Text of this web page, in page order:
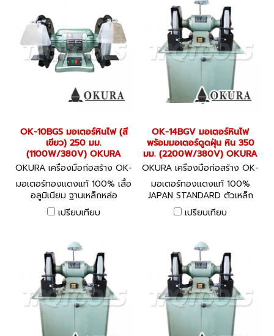
OK-10BGS มอเตอร์หินไฟ (สี
เขียว) 250 มม.
(1100W/380V) OKURA
OKURA เครื่องมือก่อสร้าง OK-
10BGS
มอเตอร์ทองแดงแท้ 100% เสื้อ
อลูมิเนียม ฐานเหล็กหล่อ
HEAVY DUTY BENCH
GRINDER
เปรียบเทียบ
OK-14BGV มอเตอร์หินไฟ
พร้อมมอเตอร์ดูดฝุ่น หิน 350
มม. (2200W/380V) OKURA
OKURA เครื่องมือก่อสร้าง OK-
14BGV
มอเตอร์ทองแดงแท้ 100%
JAPAN STANDARD ตัวเหล็ก
หล่อ หลอดไฟ 220V ต่อสาย
เข้า LINE + NEUTRAL เพื่อใช้
GRINDER 380V WITH
VACUUM 380V
เปรียบเทียบ